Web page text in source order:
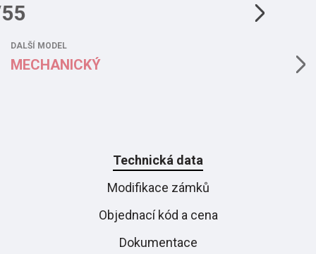
55
DALŠÍ MODEL
MECHANICKÝ
Technická data
Modifikace zámků
Objednací kód a cena
Dokumentace